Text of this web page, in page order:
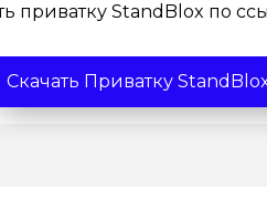
приватку StandBlox по
Скачать Приватку